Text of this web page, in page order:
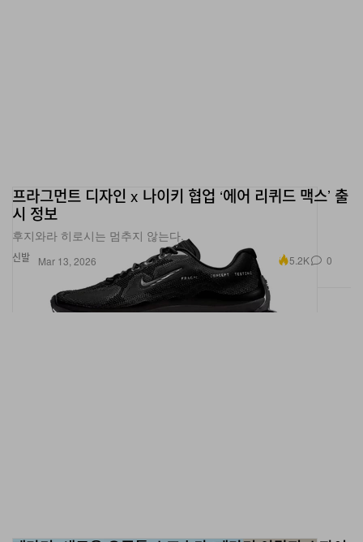
신발
프라그먼트 디자인 x 나이키 협업 ‘에어 리퀴드 맥스’ 출
시 정보
후지와라 히로시는 멈추지 않는다.
Mar 13, 2026 5.2K 0